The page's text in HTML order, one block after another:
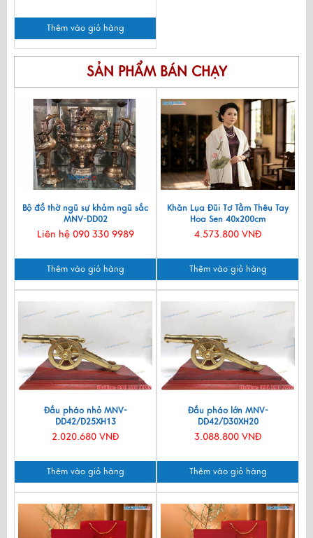
Thêm vào giỏ hàng
SẢN PHẨM BÁN CHẠY
Bộ đồ thờ ngũ sự khảm ngũ sắc
MNV-DD02
Liên hệ 090 330 9989
Thêm vào giỏ hàng
Khăn Lụa Đũi Tơ Tằm Thêu Tay
Hoa Sen 40x200cm
KLNC40200/10
4.573.800 VNĐ
Thêm vào giỏ hàng
Đầu pháo nhỏ MNV-
DD42/D25XH13
2.020.680 VNĐ
Thêm vào giỏ hàng
Đầu pháo lớn MNV-
DD42/D30XH20
3.088.800 VNĐ
Thêm vào giỏ hàng